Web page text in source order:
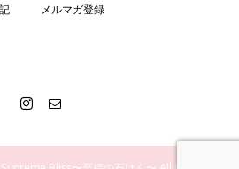
メルマガ登録